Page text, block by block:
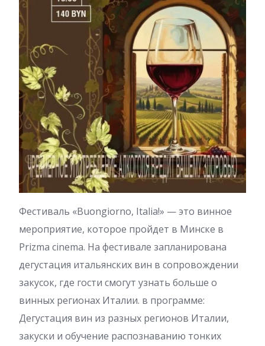
Фестиваль «Buongiorno, Italia!» — это винное
мероприятие, которое пройдет в Минске в
Prizma cinema. На фестивале запланирована
дегустация итальянских вин в сопровождении
закусок, где гости смогут узнать больше о
винных регионах Италии. в программе:
Дегустация вин из разных регионов Италии,
закуски и обучение распознаванию тонких